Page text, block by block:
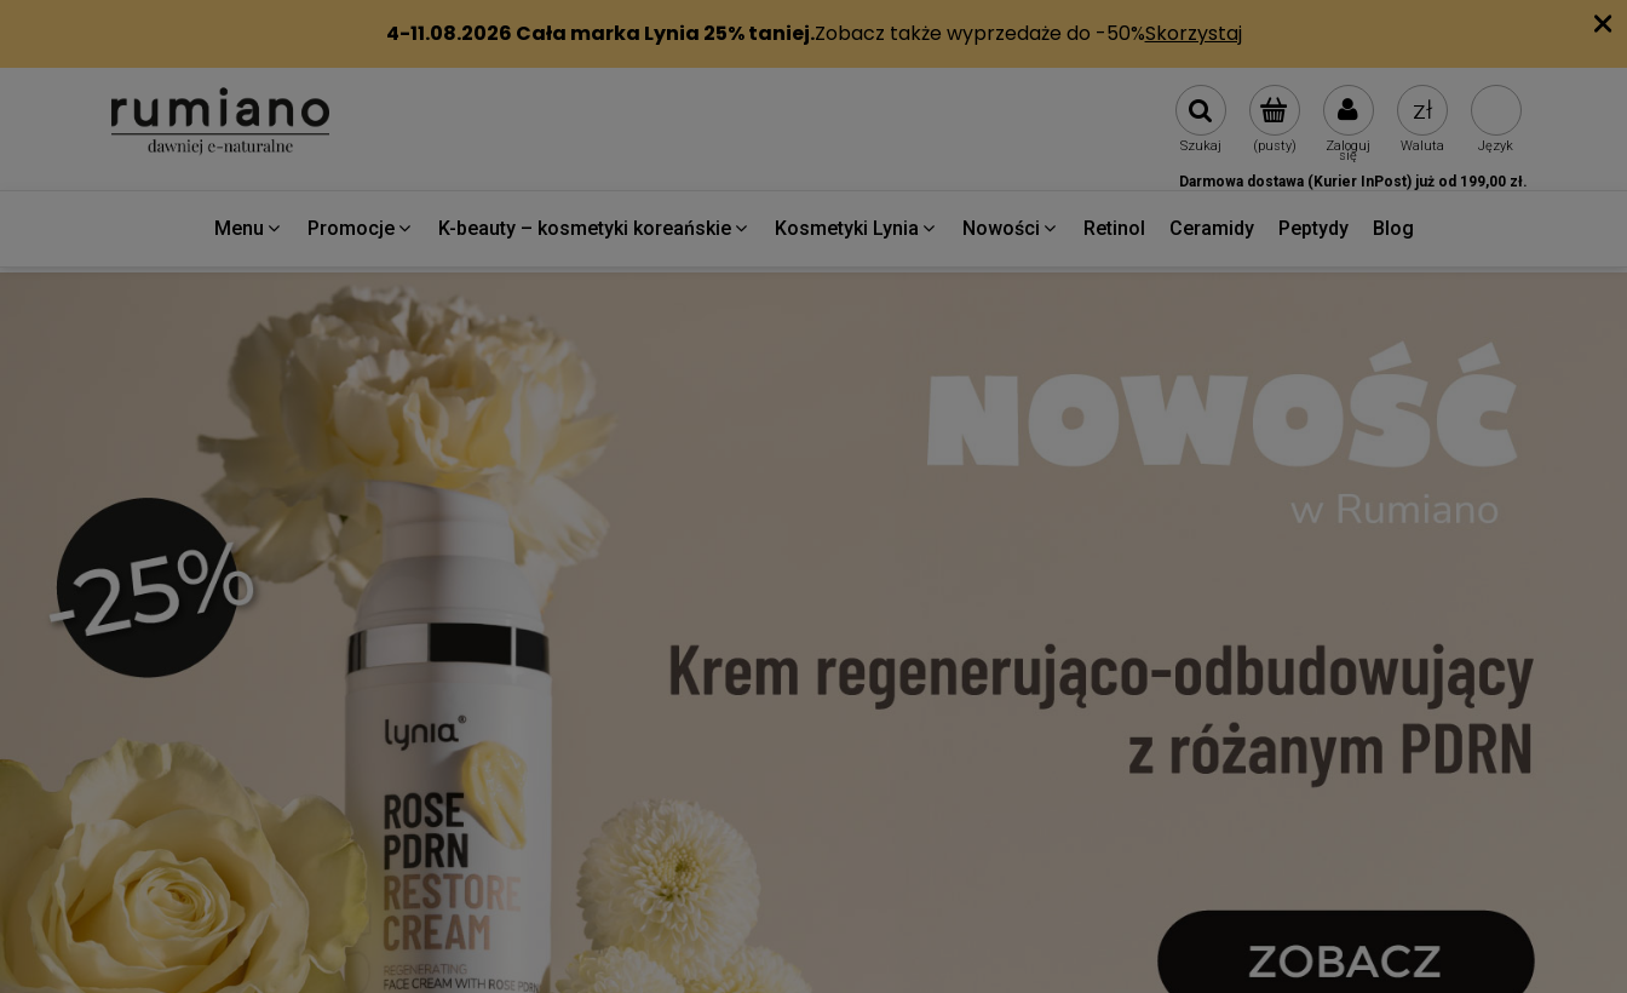
(pusty) Zaloguj
się
Szukaj Waluta Język
Darmowa dostawa (Kurier InPost) już od 199,00 zł.
Menu Promocje K-beauty – kosmetyki koreańskie Kosmetyki Lynia Nowości Retinol Ceramidy Peptydy Blog